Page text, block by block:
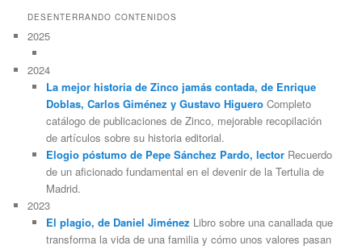
DESENTERRANDO CONTENIDOS
2025
2024
La mejor historia de Zinco jamás contada, de Enrique
Doblas, Carlos Giménez y Gustavo HigueroCompleto
catálogo de publicaciones de Zinco, mejorable recopilación
de artículos sobre su historia editorial.
Elogio póstumo de Pepe Sánchez Pardo, lectorRecuerdo
de un aficionado fundamental en el devenir de la Tertulia de
Madrid.
2023
El plagio, de Daniel Jiménez Libro sobre una canallada que
transforma la vida de una familia y cómo unos valores pasan